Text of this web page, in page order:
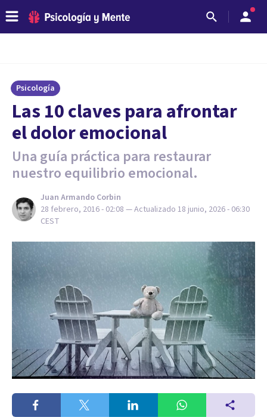
Psicología
​Las 10 claves para afrontar
el dolor emocional
Una guía práctica para restaurar
nuestro equilibrio emocional.
Juan Armando Corbin
28 febrero, 2016 - 02:08 — Actualizado 18 junio, 2026 - 06:30
CEST